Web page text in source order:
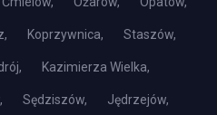
Koprzywnica, Staszów,
Kazimierza Wielka,
Sędziszów, Jędrzejów,